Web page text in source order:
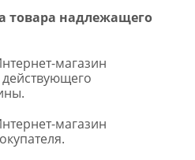
товара надлежащего
магазин
магазин